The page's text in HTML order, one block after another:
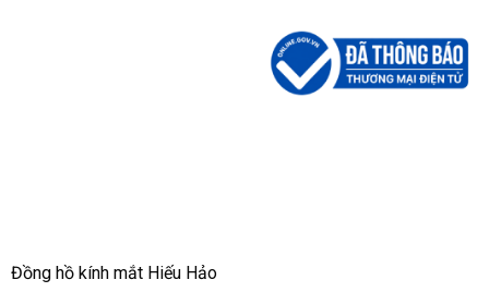
Đồng hồ kính mắt Hiếu Hảo